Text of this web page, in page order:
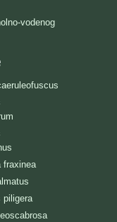
vodenog
fraxinea
piligera